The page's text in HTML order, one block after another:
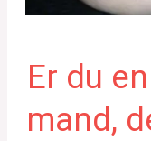
Er du
mand,